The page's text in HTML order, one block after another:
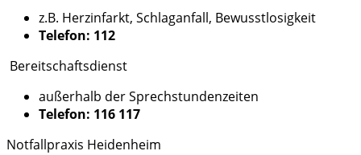
z.B. Herzinfarkt, Schlaganfall, Bewusstlosigkeit
Telefon: 112
Bereitschaftsdienst
außerhalb der Sprechstundenzeiten
Telefon: 116 117
Notfallpraxis Heidenheim